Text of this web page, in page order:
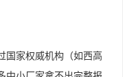
国家权威机构（如西高